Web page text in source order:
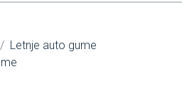
Letnje auto gume